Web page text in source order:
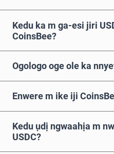
Kedu ka m ga-esi jiri
CoinsBee?
Ogologo oge ole ka
Enwere m ike iji
Kedu ụdị ngwaahịa m
USDC?